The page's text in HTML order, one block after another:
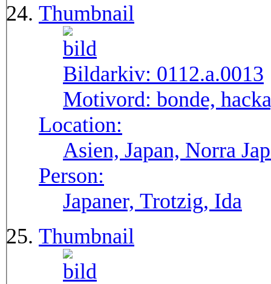
Thumbnail
Bildarkiv: 0112.a.0013
Motivord: bonde,
Location:
Asien, Japan, Norra
Person:
Japaner, Trotzig, Ida
Thumbnail